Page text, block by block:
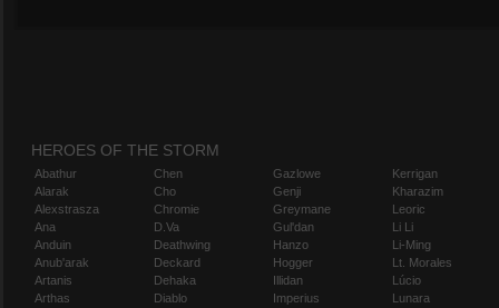
HEROES OF THE STORM
Abathur
Alarak
Alexstrasza
Ana
Anduin
Anub'arak
Artanis
Arthas
Chen
Cho
Chromie
D.Va
Deathwing
Deckard
Dehaka
Diablo
Gazlowe
Genji
Greymane
Gul'dan
Hanzo
Hogger
Illidan
Imperius
Kerrigan
Kharazim
Leoric
Li Li
Li-Ming
Lt. Morales
Lúcio
Lunara